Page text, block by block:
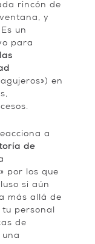
rincón de
y
un
para
en
a
de
por los que
si aún
más allá de
tu personal
de